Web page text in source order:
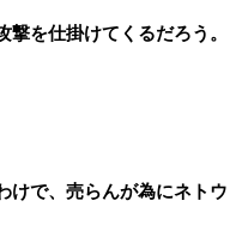
を仕掛けてくるだろう。
けで、売らんが為にネトウ